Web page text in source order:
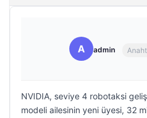
A admin
NVIDIA, seviye 4 robotaksi
modeli ailesinin yeni üyesi, 32